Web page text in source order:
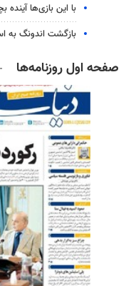
با این بازی‌ها آینده
بازگشت اندونگ به
صفحه اول روزنامه‌ها